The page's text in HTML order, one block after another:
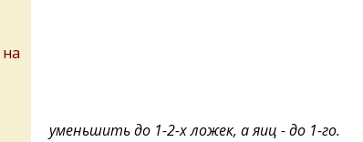
уменьшить до 1-2-х ложек, а яиц - до 1-го.